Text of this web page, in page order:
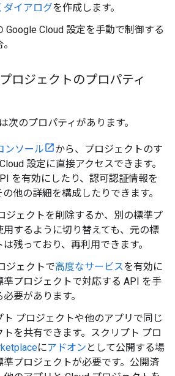
ダイアログを作成します。
Google Cloud 設定を手動で制御する
ロジェクトのプロパティ
次のプロパティがあります。
ンソール
から、プロジェクトのす
設定に直接アクセスできます。
を有効にしたり、認可認証情報を
他の詳細を構成したりできます。
ジェクトを削除するか、別の標準プ
用するように切り替えても、元の標
残っており、再利用できます。
ジェクトで高度なサービスを有効に
準プロジェクトで対応する API を手
要があります。
プロジェクトや他のアプリで同じ
を共有できます。スクリプト プロ
にアドオン として公開する場
準プロジェクトが必要です。公開済